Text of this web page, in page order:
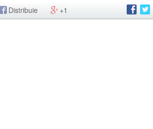
Distribuie +1